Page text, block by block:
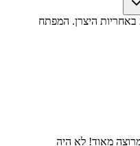
באחריות היצרן. המפתח
מאוד! לא היה